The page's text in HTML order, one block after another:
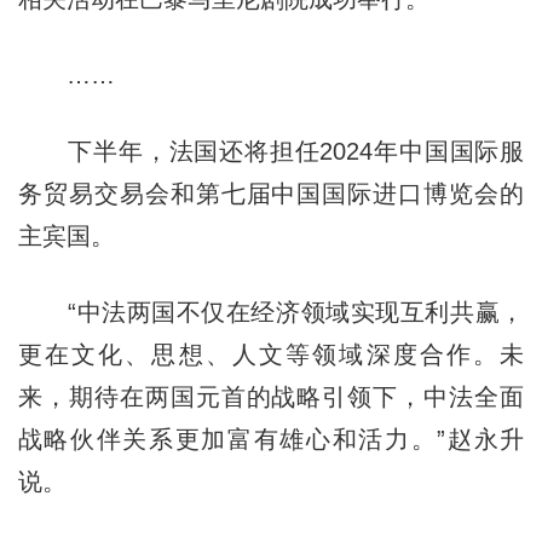
……
下半年，法国还将担任2024年中国国际服
务贸易交易会和第七届中国国际进口博览会的
主宾国。
“中法两国不仅在经济领域实现互利共赢，
更在文化、思想、人文等领域深度合作。未
来，期待在两国元首的战略引领下，中法全面
战略伙伴关系更加富有雄心和活力。”赵永升
说。